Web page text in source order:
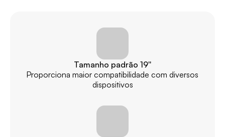
Tamanho padrão 19''
Proporciona maior compatibilidade com diversos
dispositivos